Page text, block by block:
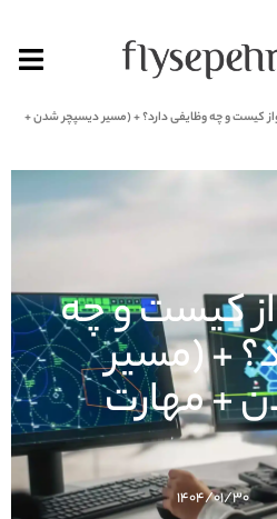
کیست و چه وظایفی دارد؟ + (مسیر دیسپچر شدن +
کیست و چه
+ (مسیر
+ مهارت
۱۴۰۴/۰۱/۳۰